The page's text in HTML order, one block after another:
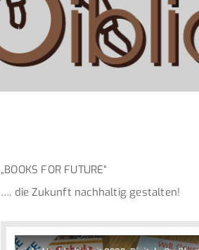
„BOOKS FOR FUTURE“
…. die Zukunft nachhaltig gestalten!